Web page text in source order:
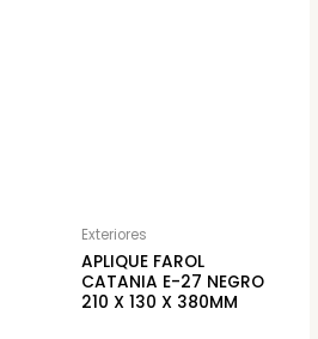
Exteriores
APLIQUE FAROL
CATANIA E-27 NEGRO
210 X 130 X 380MM